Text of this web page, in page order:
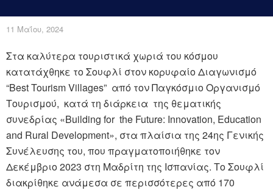
11 Μαΐου, 2024
Στα καλύτερα τουριστικά χωριά του κόσμου
κατατάχθηκε το Σουφλί στον κορυφαίο Διαγωνισμό
“Best Tourism Villages” από τον Παγκόσμιο Οργανισμό
Τουρισμού, κατά τη διάρκεια της θεματικής
συνεδρίας «Building for the Future: Innovation, Education
and Rural Development», στα πλαίσια της 24ης Γενικής
Συνέλευσης του, που πραγματοποιήθηκε τον
Δεκέμβριο 2023 στη Μαδρίτη της Ισπανίας. Το Σουφλί
διακρίθηκε ανάμεσα σε περισσότερες από 170